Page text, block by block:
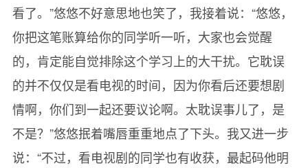
看了。”悠悠不好意思地也笑了，我接着说：“悠悠，
你把这笔账算给你的同学听一听，大家也会觉醒
的，肯定能自觉排除这个学习上的大干扰。它耽误
的并不仅仅是看电视的时间，因为你看后还要想剧
情啊，你们到一起还要议论啊。太耽误事儿了，是
不是？”悠悠抿着嘴唇重重地点了下头。我又进一步
说：“不过，看电视剧的同学也有收获，最起码他明